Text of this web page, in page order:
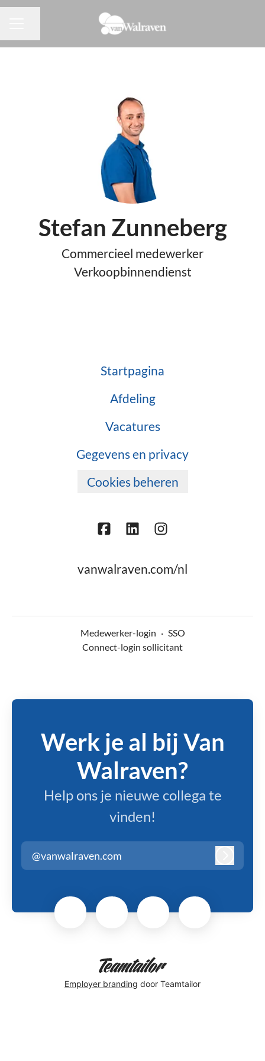
Stefan Zunneberg
Commercieel medewerker
Verkoopbinnendienst
Startpagina
Afdeling
Vacatures
Gegevens en privacy
Cookies beheren
vanwalraven.com/nl
Medewerker-login · SSO
Connect-login sollicitant
Werk je al bij Van
Walraven?
Help ons je nieuwe collega te
vinden!
@vanwalraven.com
Employer branding door Teamtailor